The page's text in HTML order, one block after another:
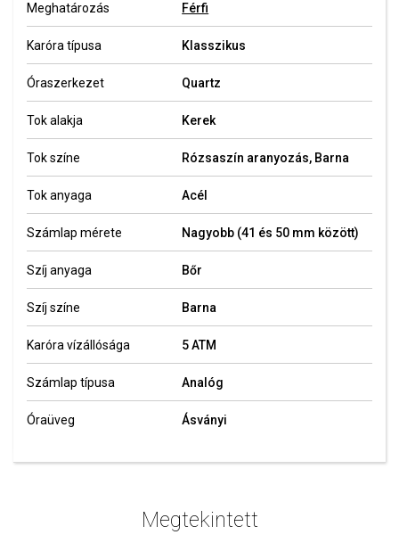
Meghatározás Férfi
Karóra típusa Klasszikus
Óraszerkezet Quartz
Tok alakja Kerek
Tok színe Rózsaszín aranyozás, Barna
Tok anyaga Acél
Számlap mérete Nagyobb (41 és 50 mm között)
Szíj anyaga Bőr
Szíj színe Barna
Karóra vízállósága 5 ATM
Számlap típusa Analóg
Óraüveg Ásványi
Megtekintett